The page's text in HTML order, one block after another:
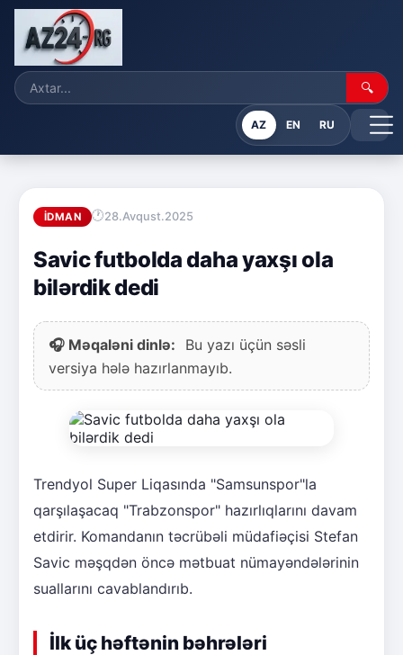
🔍
AZ EN RU
İDMAN 28.Avqust.2025
Savic futbolda daha yaxşı ola
bilərdik dedi
🎧 Məqaləni dinlə:
Bu yazı üçün səsli
versiya hələ hazırlanmayıb.
Trendyol Super Liqasında "Samsunspor"la
qarşılaşacaq "Trabzonspor" hazırlıqlarını davam
etdirir. Komandanın təcrübəli müdafiəçisi Stefan
Savic məşqdən öncə mətbuat nümayəndələrinin
suallarını cavablandırıb.
İlk üç həftənin bəhrələri